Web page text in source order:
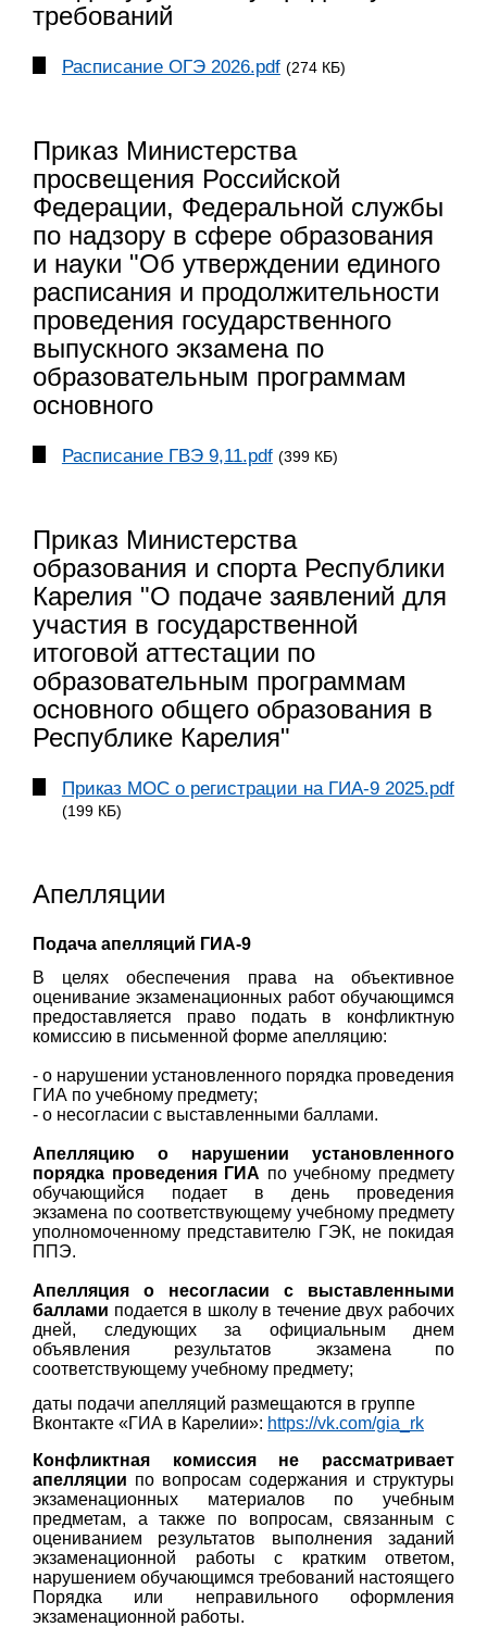
требований
Расписание ОГЭ 2026.pdf (274 КБ)
Приказ Министерства
просвещения Российской
Федерации, Федеральной службы
по надзору в сфере образования
и науки "Об утверждении единого
расписания и продолжительности
проведения государственного
выпускного экзамена по
образовательным программам
основного
Расписание ГВЭ 9,11.pdf (399 КБ)
Приказ Министерства
образования и спорта Республики
Карелия "О подаче заявлений для
участия в государственной
итоговой аттестации по
образовательным программам
основного общего образования в
Республике Карелия"
Приказ МОС о регистрации на ГИА-9 2025.pdf
(199 КБ)
Апелляции
Подача апелляций ГИА-9
В целях обеспечения права на объективное
оценивание экзаменационных работ обучающимся
предоставляется право подать в конфликтную
комиссию в письменной форме апелляцию:
- о нарушении установленного порядка проведения
ГИА по учебному предмету;
- о несогласии с выставленными баллами.
Апелляцию о нарушении установленного
порядка проведения ГИА по учебному предмету
обучающийся подает в день проведения
экзамена по соответствующему учебному предмету
уполномоченному представителю ГЭК, не покидая
ППЭ.
Апелляция о несогласии с выставленными
баллами подается в школу в течение двух рабочих
дней, следующих за официальным днем
объявления результатов экзамена по
соответствующему учебному предмету;
даты подачи апелляций размещаются в группе
Вконтакте «ГИА в Карелии»: https://vk.com/gia_rk
Конфликтная комиссия не рассматривает
апелляции по вопросам содержания и структуры
экзаменационных материалов по учебным
предметам, а также по вопросам, связанным с
оцениванием результатов выполнения заданий
экзаменационной работы с кратким ответом,
нарушением обучающимся требований настоящего
Порядка или неправильного оформления
экзаменационной работы.